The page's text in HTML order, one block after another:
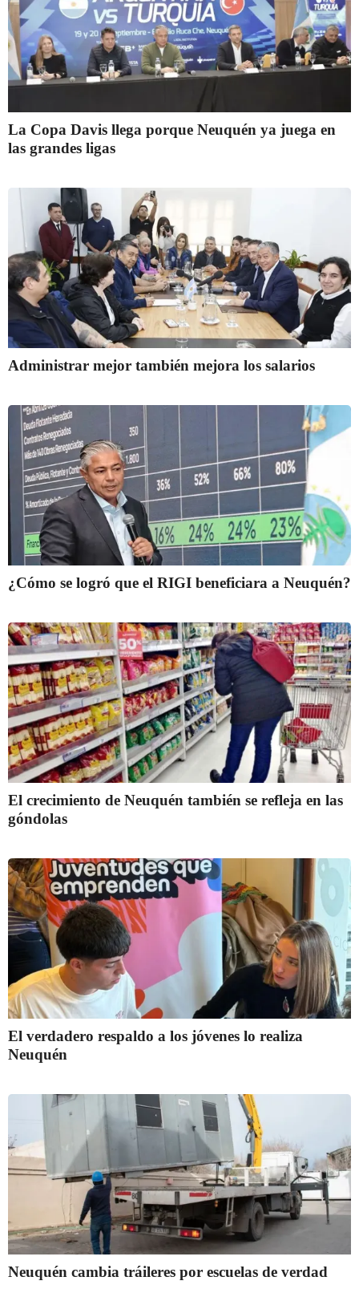
La Copa Davis llega porque Neuquén ya juega en
las grandes ligas
Administrar mejor también mejora los salarios
¿Cómo se logró que el RIGI beneficiara a Neuquén?
El crecimiento de Neuquén también se refleja en las
góndolas
El verdadero respaldo a los jóvenes lo realiza
Neuquén
Neuquén cambia tráileres por escuelas de verdad